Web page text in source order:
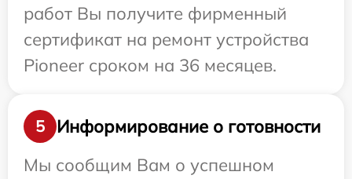
работ Вы получите фирменный
сертификат на ремонт устройства
Pioneer сроком на 36 месяцев.
5
Информирование о готовности
Мы сообщим Вам о успешном